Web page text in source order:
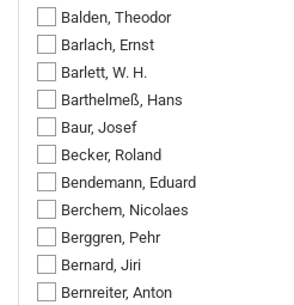
Balden, Theodor
Barlach, Ernst
Barlett, W. H.
Barthelmeß, Hans
Baur, Josef
Becker, Roland
Bendemann, Eduard
Berchem, Nicolaes
Berggren, Pehr
Bernard, Jiri
Bernreiter, Anton